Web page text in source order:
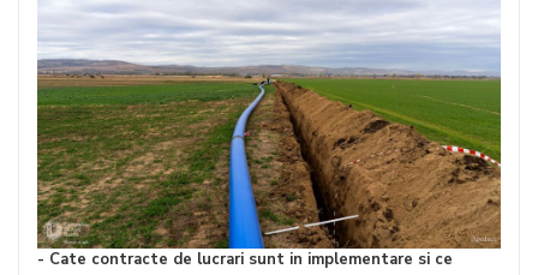
- Cate contracte de lucrari sunt in implementare si ce